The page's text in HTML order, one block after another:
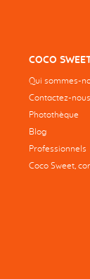
COCO
Qui sommes-
Contactez-nous
Photothèque
Blog
Professionnels
Coco Sweet,